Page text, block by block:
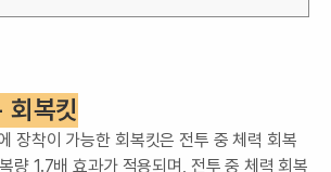
회복킷
장착이 가능한 회복킷은 전투 중 체력 회복
량 1.7배 효과가 적용되며, 전투 중 체력 회복